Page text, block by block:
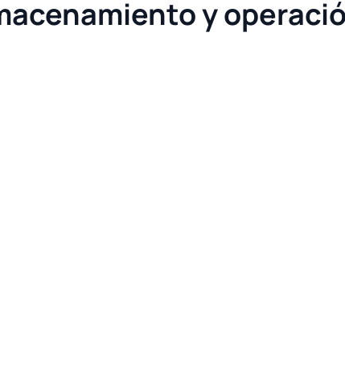
y